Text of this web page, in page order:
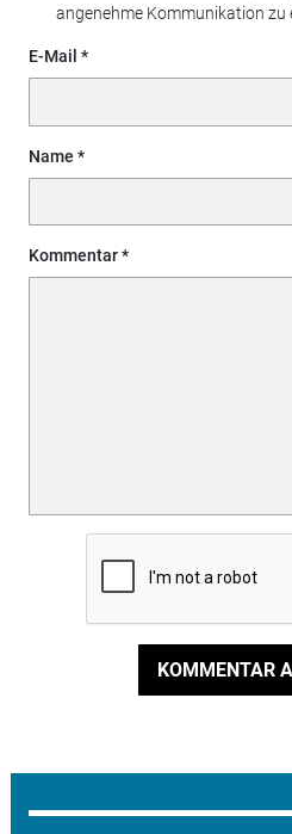
angenehme Kommunikation zu
E-Mail
Name
Kommentar
KOMMENTAR